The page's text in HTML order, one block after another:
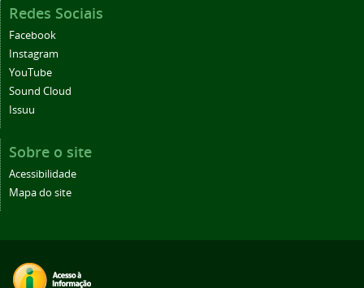
Redes Sociais
Facebook
Instagram
YouTube
Sound Cloud
Issuu
Sobre o site
Acessibilidade
Mapa do site